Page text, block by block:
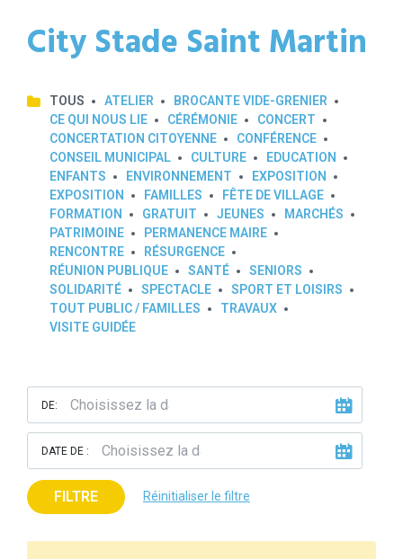
City Stade Saint Martin
TOUS ATELIER
BROCANTE VIDE-GRENIER
CE QUI NOUS LIE
CÉRÉMONIE
CONCERT
CONCERTATION CITOYENNE
CONFÉRENCE
CONSEIL MUNICIPAL
CULTURE
EDUCATION
ENFANTS
ENVIRONNEMENT
EXPOSITION
EXPOSITION
FAMILLES
FÊTE DE VILLAGE
FORMATION
GRATUIT JEUNES
MARCHÉS
PATRIMOINE
PERMANENCE MAIRE
RENCONTRE
RÉSURGENCE
RÉUNION PUBLIQUE
SANTÉ
SENIORS
SOLIDARITÉ
SPECTACLE
SPORT ET LOISIRS
TOUT PUBLIC / FAMILLES
TRAVAUX
VISITE GUIDÉE
DE:
DATE DE :
FILTRE Réinitialiser le filtre